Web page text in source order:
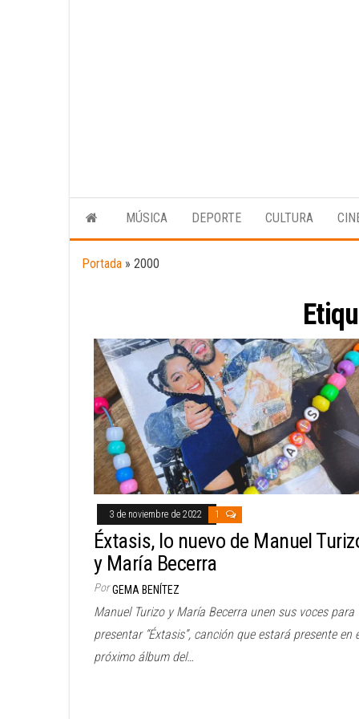
MÚSICA DEPORTE CULTURA
Portada » 2000
3 de noviembre de 2022 1
Éxtasis, lo nuevo de Manuel
y María Becerra
Por GEMA BENÍTEZ
Manuel Turizo y María Becerra unen sus voces para
presentar “Éxtasis”, canción que estará presente en
próximo álbum del…